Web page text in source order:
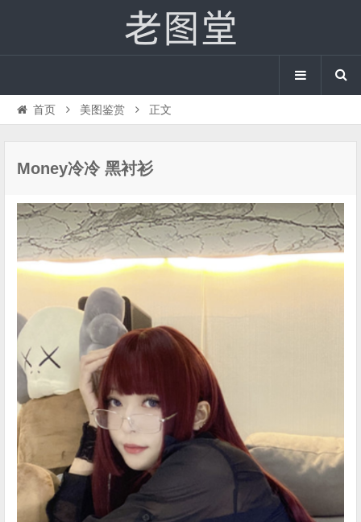
首页 美图鉴赏 正文
Money冷冷 黑衬衫